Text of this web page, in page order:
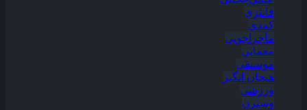
فانتزی
کمدی
ماجراجویی
معمایی
موسیقی
هیجان انگیز
ورزشی
وسترن